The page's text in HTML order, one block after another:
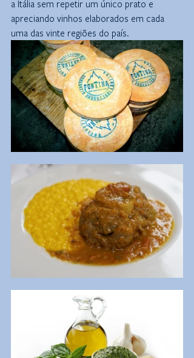
a Itália sem repetir um único prato e
apreciando vinhos elaborados em cada
uma das vinte regiões do país.